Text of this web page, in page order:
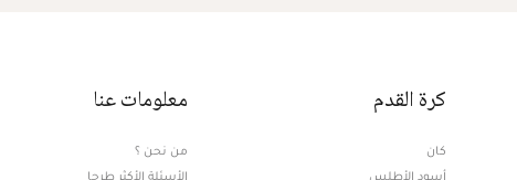
كرة القدم
كان
أسود الأطلس
معلومات عنا
من نحن ؟
الأسئلة الأكثر طرحا